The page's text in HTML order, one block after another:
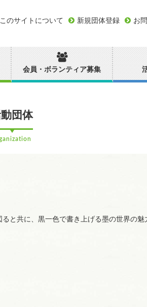
このサイトについて 新規団体登録
お
会員・ボランティア募集
団体
と共に、黒一色で書き上げる墨の世界の